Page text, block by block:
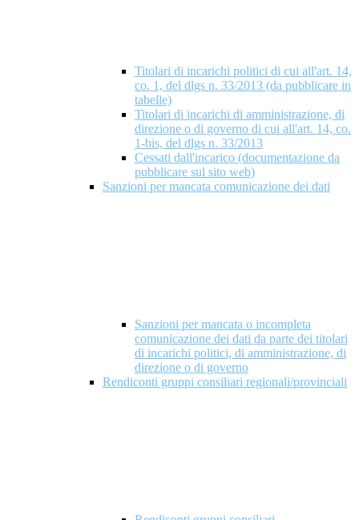
Titolari di incarichi politici di cui all'art. 14,
co. 1, del dlgs n. 33/2013 (da pubblicare in
tabelle)
Titolari di incarichi di amministrazione, di
direzione o di governo di cui all'art. 14, co.
1-bis, del dlgs n. 33/2013
Cessati dall'incarico (documentazione da
pubblicare sul sito web)
Sanzioni per mancata comunicazione dei dati
Sanzioni per mancata o incompleta
comunicazione dei dati da parte dei titolari
di incarichi politici, di amministrazione, di
direzione o di governo
Rendiconti gruppi consiliari regionali/provinciali